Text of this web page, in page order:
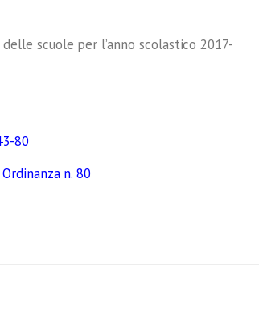
scuole per l’anno scolastico 2017-
80
n. 80